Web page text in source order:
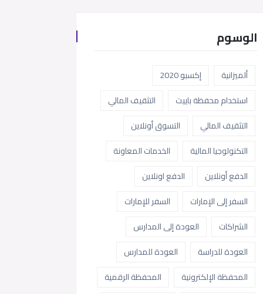
الوسوم
ألميزانية
إكسبو 2020
استخدام محفظة باييت
التثقيف المالي
التثقيف المالي
التسوق أونلاين
التكنولوجيا المالية
الخدمات المعاونة
الدفع أونلاين
الدفع اونلاين
السفر إلى الإمارات
السفر للإمارات
الشراكات
العودة إلى المدارس
العودة للدراسة
العودة للمدارس
المحفظة الإلكترونية
المحفظة الرقمية